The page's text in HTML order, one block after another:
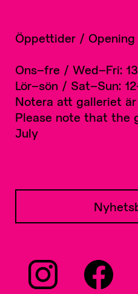
Öppettider / Opening
Ons–fre / Wed–Fri:
Lör–sön / Sat–Sun:
Notera att galleriet
Please note that the
July